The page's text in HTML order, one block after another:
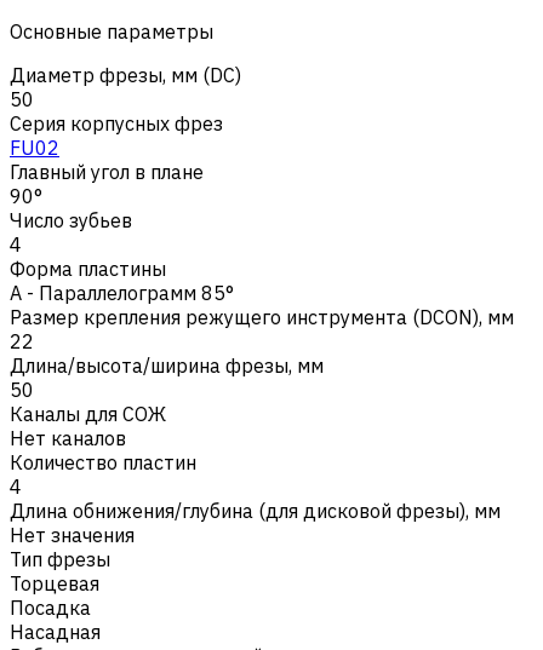
Основные параметры
Диаметр фрезы, мм (DC)
50
Серия корпусных фрез
FU02
Главный угол в плане
90°
Число зубьев
4
Форма пластины
A - Параллелограмм 85°
Размер крепления режущего инструмента (DCON), мм
22
Длина/высота/ширина фрезы, мм
50
Каналы для СОЖ
Нет каналов
Количество пластин
4
Длина обнижения/глубина (для дисковой фрезы), мм
Нет значения
Тип фрезы
Торцевая
Посадка
Насадная